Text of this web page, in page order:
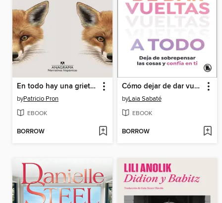
En todo hay una grieta y por ella entra la luz
byPatricio Pron
EBOOK
BORROW
Cómo dejar de dar vueltas a todo
byLaia Sabaté
EBOOK
BORROW